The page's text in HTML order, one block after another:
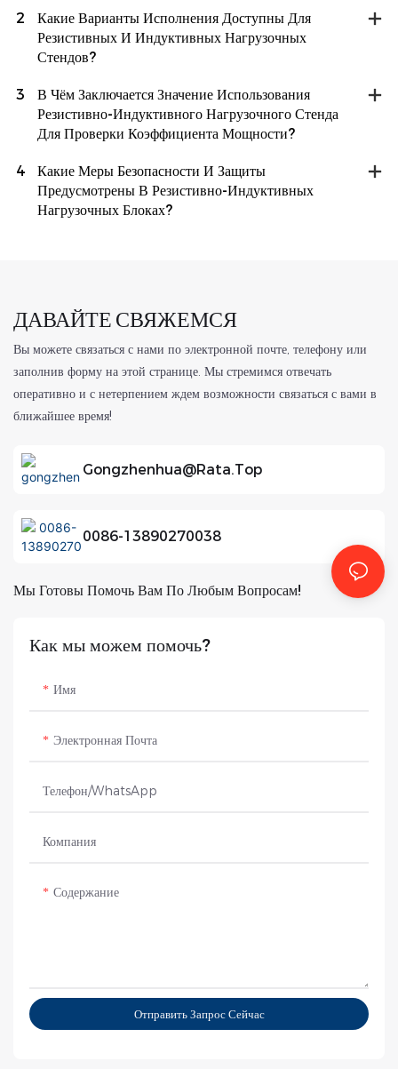
2
Какие Варианты Исполнения Доступны Для
Резистивных И Индуктивных Нагрузочных
Стендов?
3
В Чём Заключается Значение Использования
Резистивно-Индуктивного Нагрузочного Стенда
Для Проверки Коэффициента Мощности?
4
Какие Меры Безопасности И Защиты
Предусмотрены В Резистивно-Индуктивных
Нагрузочных Блоках?
ДАВАЙТЕ СВЯЖЕМСЯ
Вы можете связаться с нами по электронной почте, телефону или
заполнив форму на этой странице. Мы стремимся отвечать
оперативно и с нетерпением ждем возможности связаться с вами в
ближайшее время!
Gongzhenhua@rata.top
0086-13890270038
Мы Готовы Помочь Вам По Любым Вопросам!
Как мы можем помочь?
Имя
Электронная Почта
Телефон/WhatsApp
Компания
Содержание
Отправить Запрос Сейчас